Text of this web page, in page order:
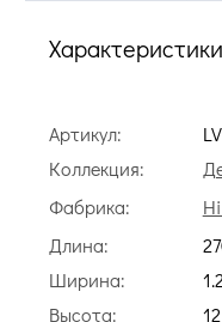
Характеристики
Артикул:
Коллекция:
Фабрика:
Длина:
Ширина:
Высота: